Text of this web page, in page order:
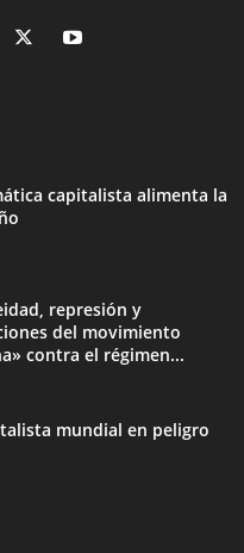
capitalista alimenta la
represión y
del movimiento
contra el régimen...
mundial en peligro